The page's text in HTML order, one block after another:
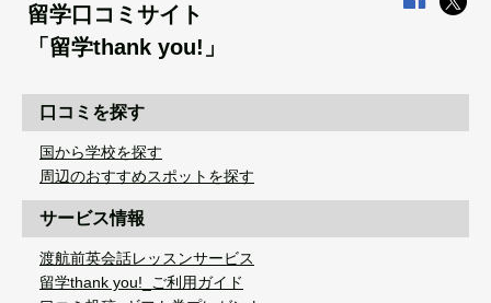
留学口コミサイト
「留学thank you!」
口コミを探す
国から学校を探す
周辺のおすすめスポットを探す
サービス情報
渡航前英会話レッスンサービス
留学thank you!_ご利用ガイド